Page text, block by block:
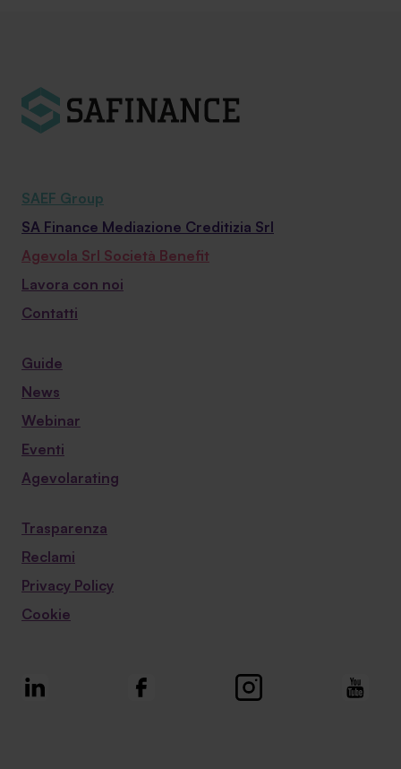
SAEF Group
SA Finance Mediazione Creditizia Srl
Agevola Srl Società Benefit
Lavora con noi
Contatti
Guide
News
Webinar
Eventi
Agevolarating
Trasparenza
Reclami
Privacy Policy
Cookie